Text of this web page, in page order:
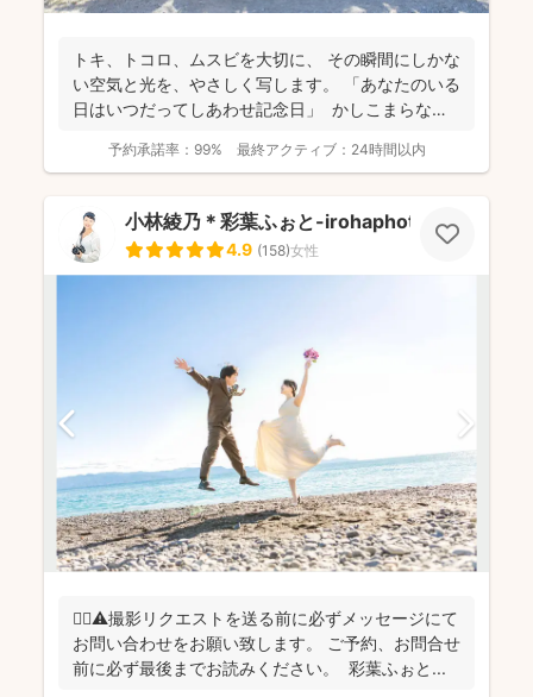
トキ、トコロ、ムスビを大切に、 その瞬間にしかな
い空気と光を、やさしく写します。 「あなたのいる
日はいつだってしあわせ記念日」 かしこまらなく
予約承諾率： 99% 最終アクティブ： 24時間以内
小林綾乃＊彩葉ふぉと-irohaphoto-
4.9 (158)女性
🙇‍♂️⚠️撮影リクエストを送る前に必ずメッセージにて
お問い合わせをお願い致します。 ご予約、お問合せ
前に必ず最後までお読みください。 彩葉ふぉと...